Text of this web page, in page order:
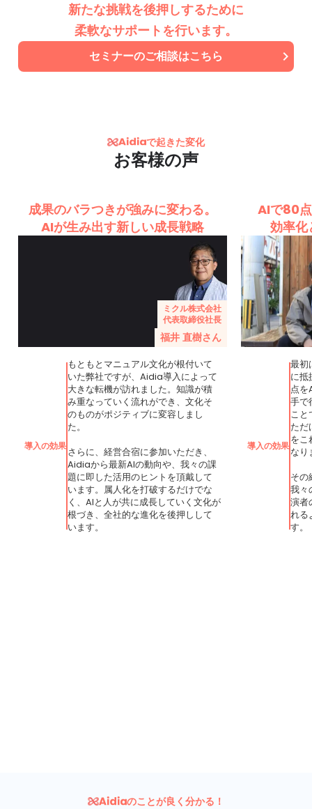
新たな挑戦を後押しするために
柔軟なサポートを行います。
セミナーのご相談はこちら keyboard_arrow_right
で起きた変化
お客様の声
成果のバラつきが強みに変わる。
AIが生み出す新しい成長戦略
ミクル株式会社
代表取締役社長
福井 直樹さん
導入の効果
もともとマニュアル文化が根付いて
いた弊社ですが、Aidia導入によって
大きな転機が訪れました。知識が積
み重なっていく流れができ、文化そ
のものがポジティブに変容しまし
た。
さらに、経営合宿に参加いただき、
Aidiaから最新AIの動向や、我々の課
題に即した活用のヒントを頂戴して
います。属人化を打破するだけでな
く、AIと人が共に成長していく文化が
根づき、全社的な進化を後押しして
います。
AIで80
効率化
導入の効果
最初
に抵
点を
手で
こと
ただ
をこ
なり
その
我々
演者
れる
す。
のことが良く分かる！